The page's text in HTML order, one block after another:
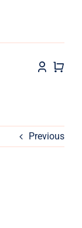
Previous